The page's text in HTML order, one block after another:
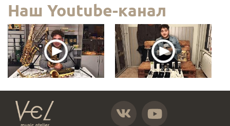
Наш Youtube-канал